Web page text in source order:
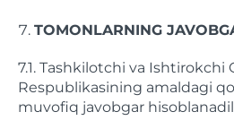
TOMONLARNING
7.1. Tashkilotchi va Ishtirokchi
Respublikasining amaldagi
muvofiq javobgar